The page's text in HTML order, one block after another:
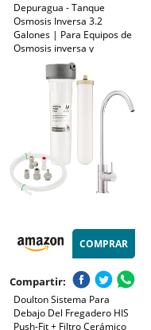
Depuragua - Tanque
Osmosis Inversa 3.2
Galones | Para Equipos de
Osmosis inversa y
purificadores | 12 Litros |
Compatible con Filtros
Osmosis 5 Etapas, Bomba
Domestica | Viene ya
presurizado
COMPRAR
Compartir:
Doulton Sistema Para
Debajo Del Fregadero HIS
Push-Fit + Filtro Cerámico